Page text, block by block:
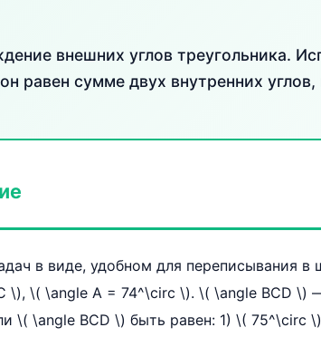
внешних углов треугольника.
равен сумме двух внутренних
в виде, удобном для переписывания в
\), \( \angle A = 74^\circ \). \( \angle BCD \)
\( \angle BCD \) быть равен: 1) \( 75^\circ